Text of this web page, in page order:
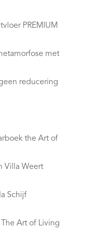
PREMIUM
met
reducering
the Art of
Villa Weert
Schijf
Art of Living